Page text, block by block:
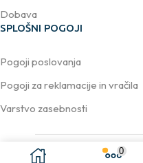
Dobava
SPLOŠNI POGOJI
Pogoji poslovanja
Pogoji za reklamacije in vračila
Varstvo zasebnosti
Avtorske pravice © 2026
0